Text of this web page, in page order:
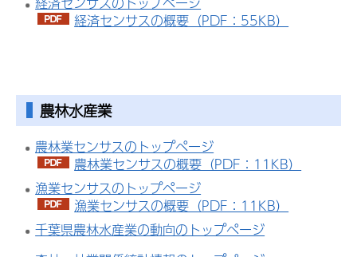
経済センサスの概要（PDF：55KB）
農林水産業
農林業センサスのトップページ
農林業センサスの概要（PDF：11KB）
漁業センサスのトップページ
漁業センサスの概要（PDF：11KB）
千葉県農林水産業の動向のトップページ